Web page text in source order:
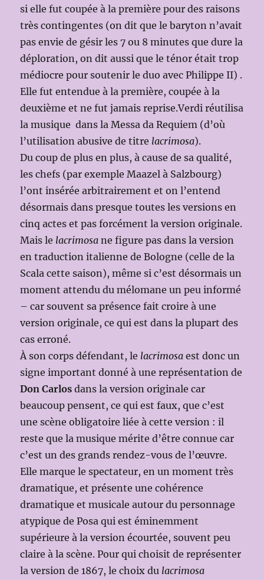
si elle fut coupée à la première pour des raisons
très contingentes (on dit que le baryton n’avait
pas envie de gésir les 7 ou 8 minutes que dure la
déploration, on dit aussi que le ténor était trop
médiocre pour soutenir le duo avec Philippe II) .
Elle fut entendue à la première, coupée à la
deuxième et ne fut jamais reprise.Verdi réutilisa
la musique dans la Messa da Requiem (d’où
l’utilisation abusive de titre lacrimosa).
Du coup de plus en plus, à cause de sa qualité,
les chefs (par exemple Maazel à Salzbourg)
l’ont insérée arbitrairement et on l’entend
désormais dans presque toutes les versions en
cinq actes et pas forcément la version originale.
Mais le lacrimosa ne figure pas dans la version
en traduction italienne de Bologne (celle de la
Scala cette saison), même si c’est désormais un
moment attendu du mélomane un peu informé
– car souvent sa présence fait croire à une
version originale, ce qui est dans la plupart des
cas erroné.
À son corps défendant, le lacrimosa est donc un
signe important donné à une représentation de
Don Carlos dans la version originale car
beaucoup pensent, ce qui est faux, que c’est
une scène obligatoire liée à cette version : il
reste que la musique mérite d’être connue car
c’est un des grands rendez-vous de l’œuvre.
Elle marque le spectateur, en un moment très
dramatique, et présente une cohérence
dramatique et musicale autour du personnage
atypique de Posa qui est éminemment
supérieure à la version écourtée, souvent peu
claire à la scène. Pour qui choisit de représenter
la version de 1867, le choix du lacrimosa